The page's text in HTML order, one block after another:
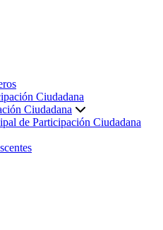
Ciudadana
Ciudadana
de Participación Ciudadana